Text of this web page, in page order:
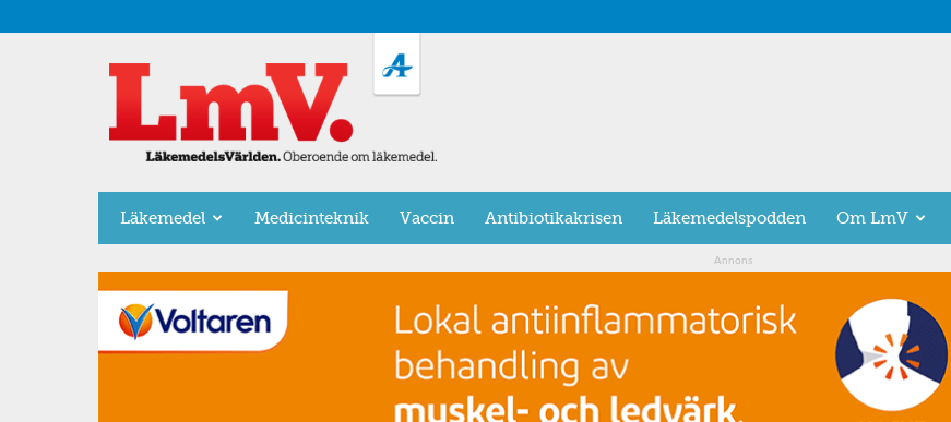
LäkemedelsVärlden
Läkemedel Medicinteknik Vaccin Antibiotikakrisen Läkemedelspodden Om LmV
Annons